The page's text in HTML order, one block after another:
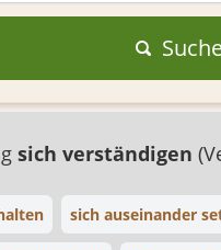
sich verständigen
sich auseinander